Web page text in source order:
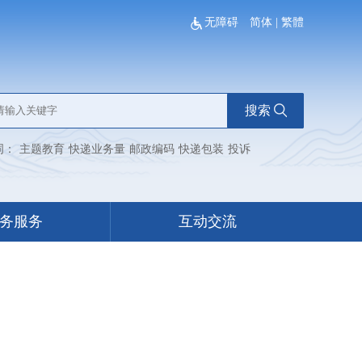
无障碍 简体 繁體
搜索
主题教育 快递业务量 邮政编码 快递包装 投诉
服务 互动交流